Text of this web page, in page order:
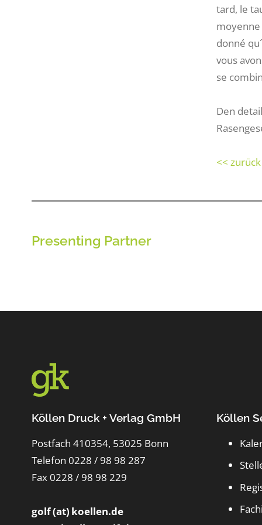
tard, le
donné
vous
se
Den
<< zurück
Presenting Partner
Köllen Druck + Verlag GmbH
Postfach 410354, 53025 Bonn
Telefon 0228 / 98 98 287
Fax 0228 / 98 98 229
golf (at) koellen.de
Köllen